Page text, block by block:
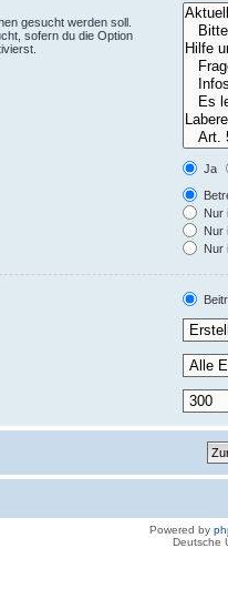
gesucht werden soll.
sofern du die Option
Ja
Nur
Nur
Nur
Powered by
Deutsche